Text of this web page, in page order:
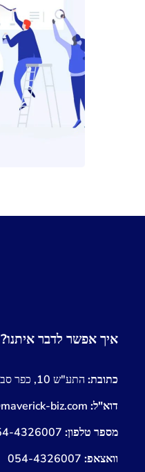
איך אפשר לדבר איתנו?
כתובת: התע"ש 10, כפר סבא.
דוא"ל:
מספר טלפון:
וואצאפ: